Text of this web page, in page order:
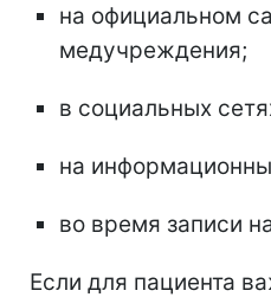
на официальном
медучреждения;
в социальных
на
во время записи
Если для пациента